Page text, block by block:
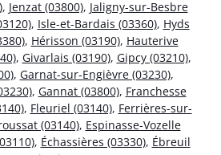
, Jenzat (03800), Jaligny-sur-Besbre
, Isle-et-Bardais (03360), Hyds
, Hérisson (03190), Hauterive
, Givarlais (03190), Gipcy (03210),
, Garnat-sur-Engièvre (03230),
, Gannat (03800), Franchesse
, Fleuriel (03140), Ferrières-sur-
(03140), Espinasse-Vozelle
, Échassières (03330), Ébreuil